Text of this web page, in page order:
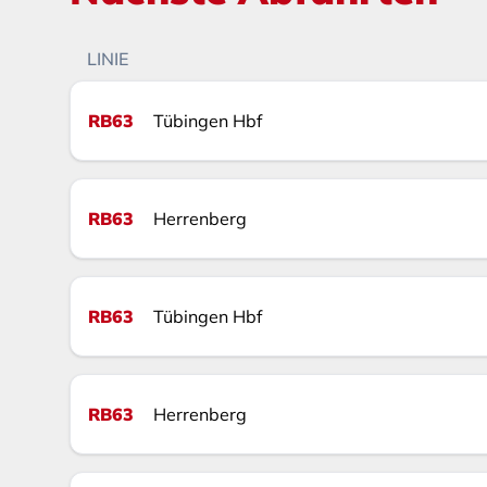
LINIE
RB63 Tübingen Hbf
RB63 Herrenberg
RB63 Tübingen Hbf
RB63 Herrenberg